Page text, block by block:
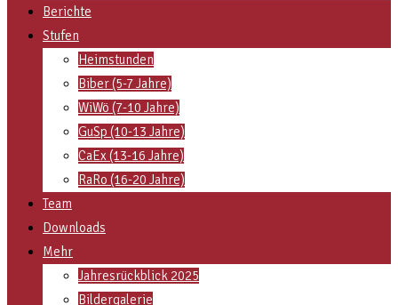
Berichte
Stufen
Heimstunden
Biber (5-7 Jahre)
WiWö (7-10 Jahre)
GuSp (10-13 Jahre)
CaEx (13-16 Jahre)
RaRo (16-20 Jahre)
Team
Downloads
Mehr
Jahresrückblick 2025
Bildergalerie